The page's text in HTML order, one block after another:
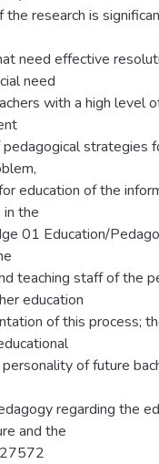
the research is
need effective
need
with a high level
strategies
education of the
the
01 Education/
teaching staff of the
education
of this process;
of future
regarding the
and the